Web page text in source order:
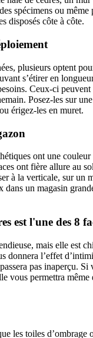
spécimens ou même
disposés côte à côte.
plusieurs optent
s’étirer en
Ceux-ci
Posez-les sur
érigez-les en muret.
ont une
ont fière allure au
à la verticale, sur un
dans un magasin
est l'une des 8
mais elle est
donnera l’effet
pas inaperçu. Si
vous permettra même
les toiles d’ombrage